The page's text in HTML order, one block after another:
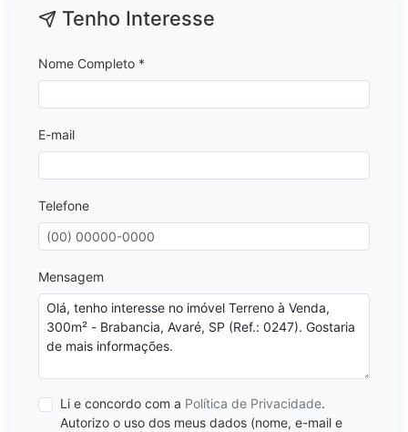
Tenho Interesse
Nome Completo *
E-mail
Telefone
Mensagem
Li e concordo com a Política de Privacidade.
Autorizo o uso dos meus dados (nome, e-mail e